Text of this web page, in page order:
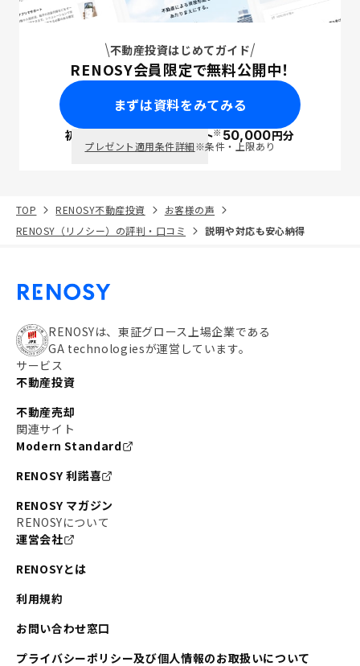
不動産投資はじめてガイド
RENOSY会員限定で無料公開中！
まずは資料をみてみる
初回面談で ポイント※50,000円分
プレゼント適用条件詳細※条件・上限あり
TOP RENOSY不動産投資
お客様の声
RENOSY（リノシー）の評判・口コミ
説明や対応も安心納得
RENOSYは、東証グロース上場企業である
GA technologiesが運営しています。
サービス
不動産投資
不動産売却
関連サイト
Modern Standard
RENOSY 利諾喜
RENOSY マガジン
RENOSYについて
運営会社
RENOSYとは
利用規約
お問い合わせ窓口
プライバシーポリシー及び個人情報のお取扱いについて